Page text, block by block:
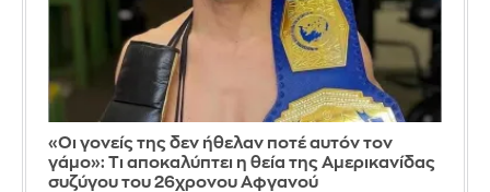
«Οι γονείς της δεν ήθελαν ποτέ αυτόν τον
γάμο»: Τι αποκαλύπτει η θεία της Αμερικανίδας
συζύγου του 26χρονου Αφγανού